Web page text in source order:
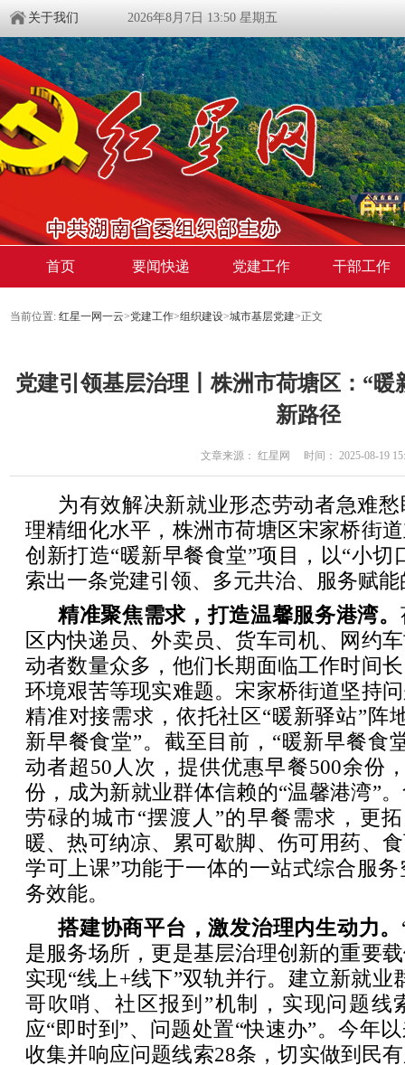
关于我们 2026年8月7日 13:50 星期五
首页 要闻快递 党建工作 干部工作
当前位置: 红星一网一云>党建工作>组织建设>城市基层党建>正文
党建引领基层治理丨株洲市荷塘区：“暖
新路径
文章来源： 红星网 时间： 2025-08-19
为有效解决新就业形态劳动者急难
理精细化水平，株洲市荷塘区宋家桥街
创新打造“暖新早餐食堂”项目，以“小切
索出一条党建引领、多元共治、服务赋
精准聚焦需求，打造温馨服务港湾。
区内快递员、外卖员、货车司机、网约
动者数量众多，他们长期面临工作时间
环境艰苦等现实难题。宋家桥街道坚持
精准对接需求，依托社区“暖新驿站”阵
新早餐食堂”。截至目前，“暖新早餐食
动者超50人次，提供优惠早餐500余份
份，成为新就业群体信赖的“温馨港湾”
劳碌的城市“摆渡人”的早餐需求，更
暖、热可纳凉、累可歇脚、伤可用药、
学可上课”功能于一体的一站式综合服
务效能。
搭建协商平台，激发治理内生动力。
是服务场所，更是基层治理创新的重要
实现“线上+线下”双轨并行。建立新就业
哥吹哨、社区报到”机制，实现问题线
应“即时到”、问题处置“快速办”。今年
收集并响应问题线索28条，切实做到民